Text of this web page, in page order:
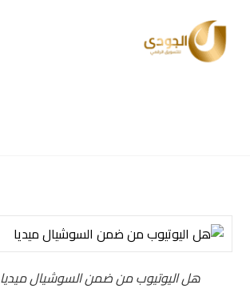
هل اليوتيوب من ضمن السوشيال ميديا